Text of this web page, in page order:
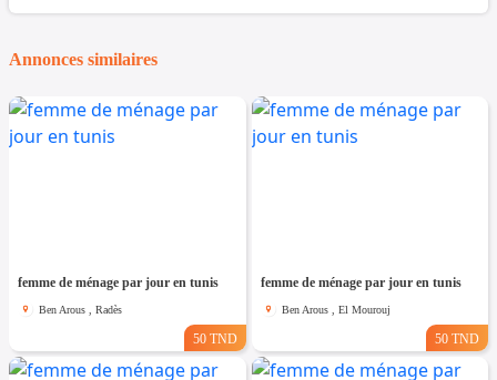
Annonces similaires
femme de ménage par jour en tunis
Ben Arous , Radès
50 TND
femme de ménage par jour en tunis
Ben Arous , El Mourouj
50 TND